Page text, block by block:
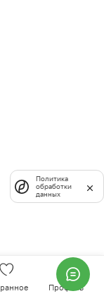
Профиль
Политика
обработки
данных